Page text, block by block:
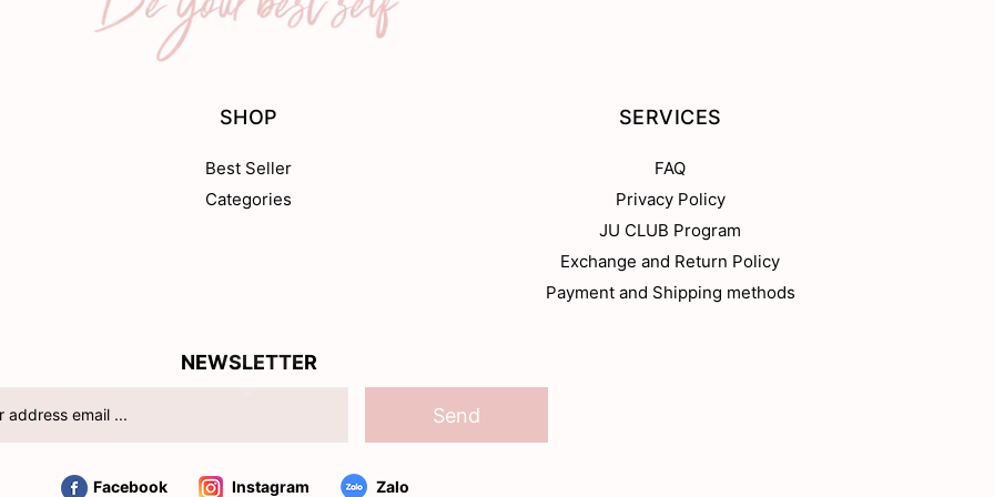
SHOP
Best Seller
Categories
SERVICES
FAQ
Privacy Policy
JU CLUB Program
Exchange and Return Policy
Payment and Shipping methods
NEWSLETTER
Send
Facebook Instagram Zalo